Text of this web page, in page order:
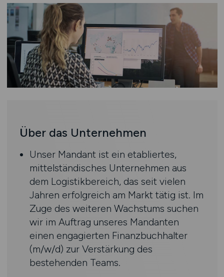
Über das Unternehmen
Unser Mandant ist ein etabliertes,
mittelständisches Unternehmen aus
dem Logistikbereich, das seit vielen
Jahren erfolgreich am Markt tätig ist. Im
Zuge des weiteren Wachstums suchen
wir im Auftrag unseres Mandanten
einen engagierten Finanzbuchhalter
(m/w/d) zur Verstärkung des
bestehenden Teams.